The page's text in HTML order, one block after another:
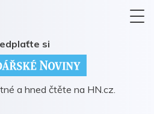
si
a hned čtěte na HN.cz.